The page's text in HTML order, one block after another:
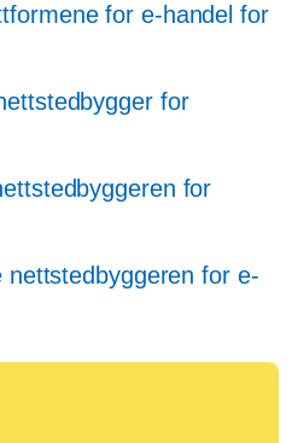
for e-handel for
for
for
nettstedbyggeren for e-